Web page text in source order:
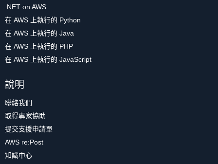
.NET on AWS
在 AWS 上執行的 Python
在 AWS 上執行的 Java
在 AWS 上執行的 PHP
在 AWS 上執行的 JavaScript
說明
聯絡我們
取得專家協助
提交支援申請單
AWS re:Post
知識中心